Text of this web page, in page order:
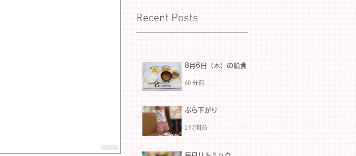
Recent Posts
8月6日（木）の給食
60 分前
ぶら下がり
2 時間前